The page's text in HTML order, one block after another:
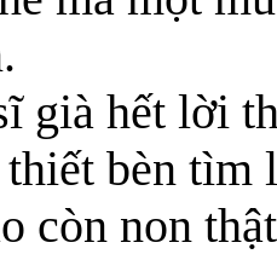
già hết lời
thiết bèn
còn non